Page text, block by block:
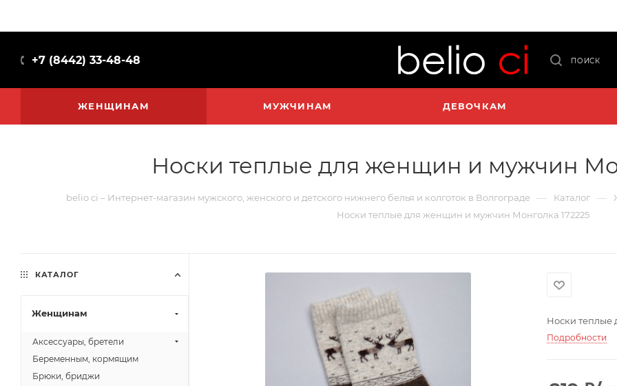
+7 (8442) 33-48-48 ПОИСК
ЖЕНЩИНАМ МУЖЧИНАМ ДЕВОЧКАМ
Носки теплые для женщин и мужчин
belio ci – Интернет-магазин мужского, женского и детского нижнего белья и колготок в Волгограде — Каталог —
Носки теплые для женщин и мужчин Монголка 172225
Носки теплые
Подробности
КАТАЛОГ
Женщинам
Аксессуары, бретели
Беременным, кормящим
Брюки, бриджи